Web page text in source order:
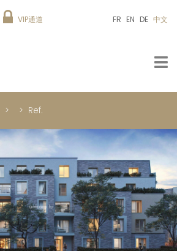
VIP通道 FR EN DE 中文
Ref.